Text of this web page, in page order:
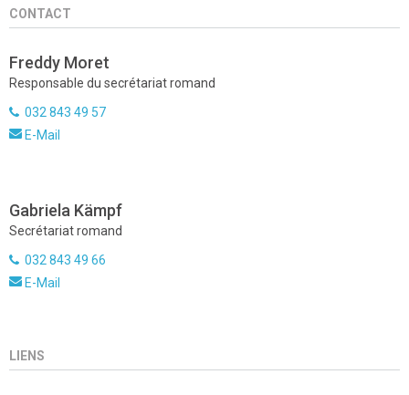
CONTACT
Freddy Moret
Responsable du secrétariat romand
032 843 49 57
E-Mail
Gabriela Kämpf
Secrétariat romand
032 843 49 66
E-Mail
LIENS